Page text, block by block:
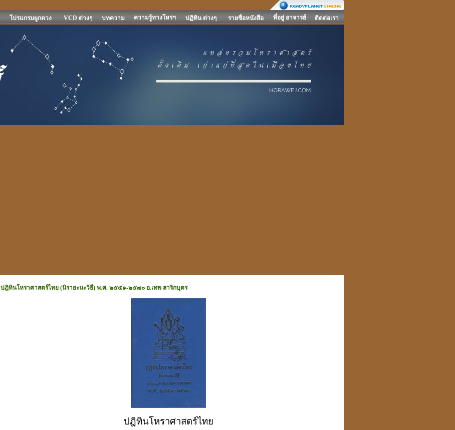
โปรแกรมผูกดวง VCD ต่างๆ บทความ ความรู้ทางโหรฯ ปฏิทิน ต่างๆ รายชื่อหนังสือ ที่อยู่ อาจารย์ ติดต่อเรา
ปฎิทินโหราศาสตร์ไทย (นิรายะนะวิธี) พ.ศ. ๒๕๕๑-๒๕๗๐ อ.เทพ สาริกบุตร
ปฎิทินโหราศาสตร์ไทย